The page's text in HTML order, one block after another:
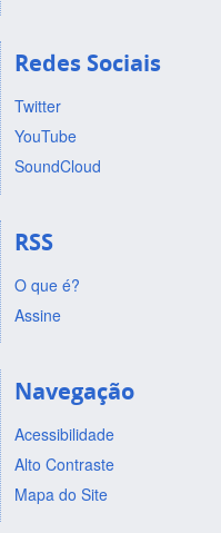
Redes Sociais
Twitter
YouTube
SoundCloud
RSS
O que é?
Assine
Navegação
Acessibilidade
Alto Contraste
Mapa do Site